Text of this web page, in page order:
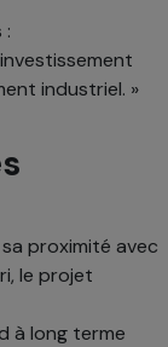
:
industriel. »
proximité avec
le projet
à long terme